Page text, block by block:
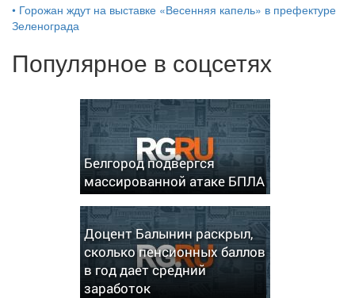
• Горожан ждут на выставке «Весенняя капель» в префектуре
Зеленограда
Популярное в соцсетях
Белгород подвергся
массированной атаке БПЛА
Доцент Балынин раскрыл,
сколько пенсионных баллов
в год дает средний
заработок